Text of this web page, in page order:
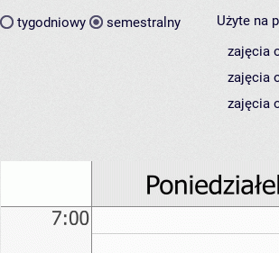
tygodniowy semestralny
Użyte na
zajęcia
zajęcia
zajęcia